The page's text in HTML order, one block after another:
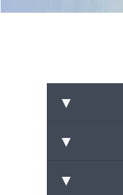
▾
▾
▾